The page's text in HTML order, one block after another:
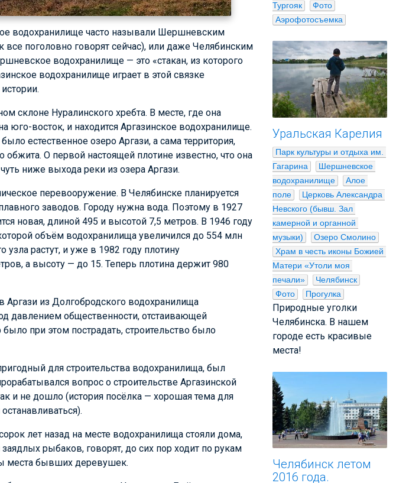
водохранилище часто называли Шершневским
поголовно говорят сейчас), или даже Челябинским
водохранилище — это «стакан, из которого
водохранилище играет в этой связке
склоне Нуралинского хребта. В месте, где она
юго-восток, и находится Аргазинское водохранилище.
естественное озеро Аргази, а сама территория,
О первой настоящей плотине известно, что она
ниже выхода реки из озера Аргази.
перевооружение. В Челябинске планируется
заводов. Городу нужна вода. Поэтому в 1927
новая, длиной 495 и высотой 7,5 метров. В 1946 году
объём водохранилища увеличился до 554 млн
растут, и уже в 1982 году плотину
а высоту — до 15. Теперь плотина держит 980
из Долгобродского водохранилища
давлением общественности, отстаивающей
при этом пострадать, строительство было
для строительства водохранилища, был
вопрос о строительстве Аргазинской
и не дошло (история посёлка — хорошая тема для
лет назад на месте водохранилища стояли дома,
рыбаков, говорят, до сих пор ходит по рукам
места бывших деревушек.
Тургояк
Фото
Аэрофотосъемка
Уральская Карелия
Парк культуры и отдыха им.
Гагарина
Шершневское
водохранилище
Алое
поле
Церковь Александра
Невского (бывш. Зал
камерной и органной
музыки)
Озеро Смолино
Храм в честь иконы Божией
Матери «Утоли моя
печали»
Челябинск
Фото
Прогулка
Природные уголки
Челябинска. В нашем
городе есть красивые
места!
Челябинск летом
2016 года.